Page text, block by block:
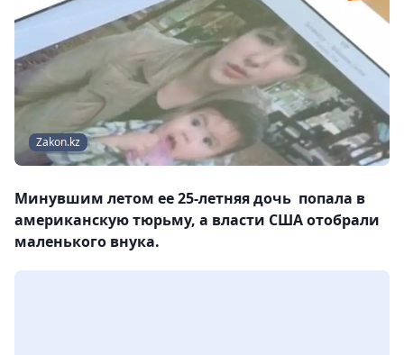
Zakon.kz
Минувшим летом ее 25-летняя дочь попала в
американскую тюрьму, а власти США отобрали
маленького внука.